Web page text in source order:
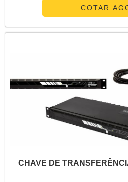
venda e instalação de
TECNOGEN Grupos Geradores
suprimento da necessidade
COTAR
CHAVE DE